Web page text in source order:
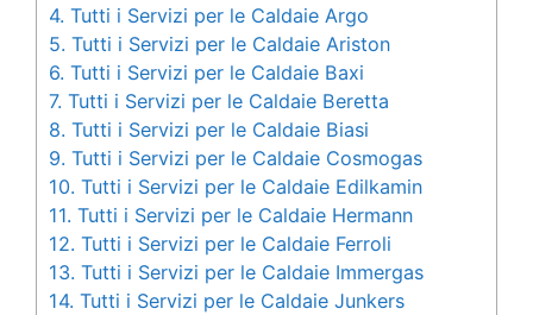
4. Tutti i Servizi per le Caldaie Argo
5. Tutti i Servizi per le Caldaie Ariston
6. Tutti i Servizi per le Caldaie Baxi
7. Tutti i Servizi per le Caldaie Beretta
8. Tutti i Servizi per le Caldaie Biasi
9. Tutti i Servizi per le Caldaie Cosmogas
10. Tutti i Servizi per le Caldaie Edilkamin
11. Tutti i Servizi per le Caldaie Hermann
12. Tutti i Servizi per le Caldaie Ferroli
13. Tutti i Servizi per le Caldaie Immergas
14. Tutti i Servizi per le Caldaie Junkers